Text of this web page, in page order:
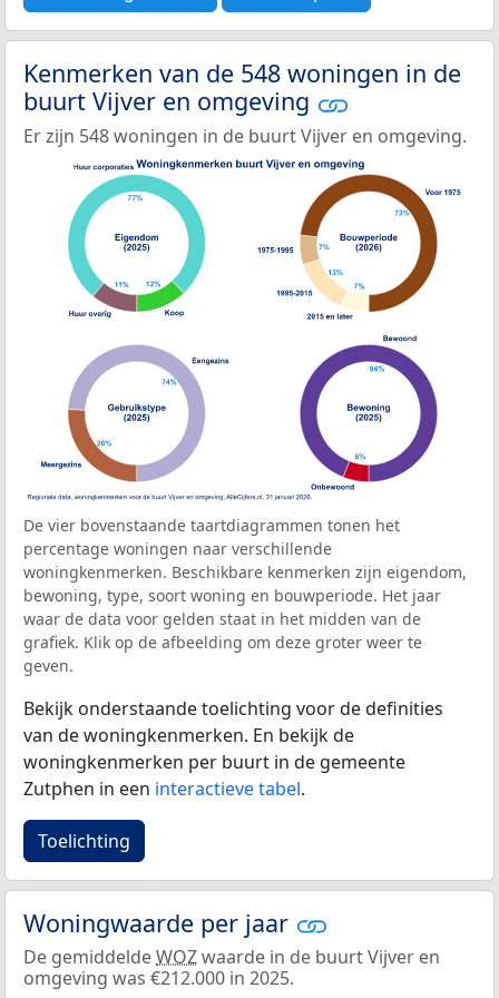
Kenmerken van de 548 woningen in de
buurt Vijver en omgeving
Er zijn 548 woningen in de buurt Vijver en omgeving.
De vier bovenstaande taartdiagrammen tonen het
percentage woningen naar verschillende
woningkenmerken. Beschikbare kenmerken zijn eigendom,
bewoning, type, soort woning en bouwperiode. Het jaar
waar de data voor gelden staat in het midden van de
grafiek. Klik op de afbeelding om deze groter weer te
geven.
Bekijk onderstaande toelichting voor de definities
van de woningkenmerken. En bekijk de
woningkenmerken per buurt in de gemeente
Zutphen in een interactieve tabel.
Toelichting
Woningwaarde per jaar
De gemiddeldeWOZwaarde in de buurt Vijver en
omgeving was €212.000 in 2025.